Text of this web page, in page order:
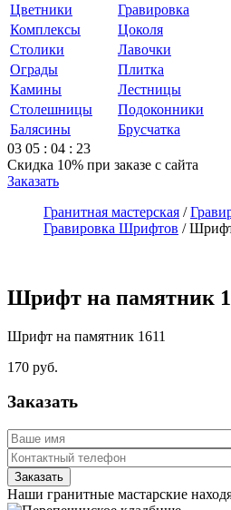
Цветники
Гравировка
Комплексы
Цоколя
Столики
Лавочки
Ограды
Плитка
Камины
Лестницы
Столешницы
Подоконники
Балясины
Брусчатка
03 05 : 04 : 23
Скидка 10% при заказе с сайта
Заказать
Гранитная мастерская /
Гравировка Шрифтов /Шрифт
Шрифт на памятник
Шрифт на памятник 1611
170 руб.
Заказать
Наши гранитные мастарские